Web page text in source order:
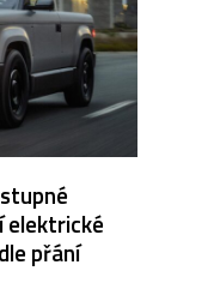
elektrické
přání